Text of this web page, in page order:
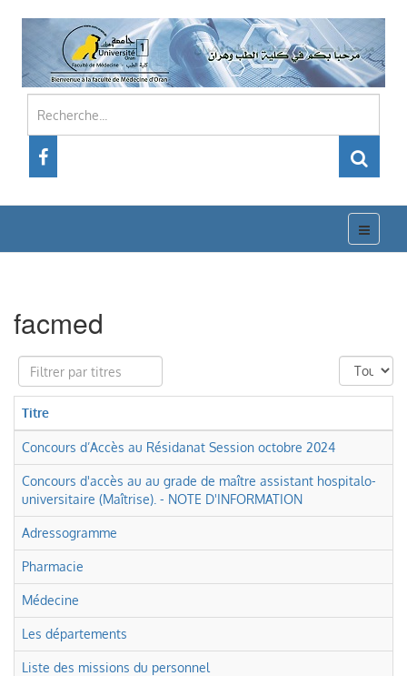
facmed
Filtrer
par
titres
Affichage
#
Titre
Concours d’Accès au Résidanat Session octobre 2024
Concours d'accès au au grade de maître assistant hospitalo-
universitaire (Maîtrise). - NOTE D'INFORMATION
Adressogramme
Pharmacie
Médecine
Les départements
Liste des missions du personnel